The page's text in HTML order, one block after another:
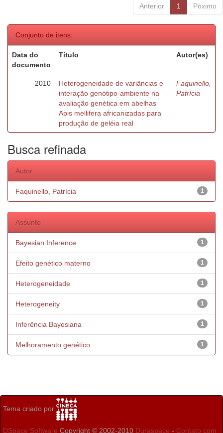
Anterior 1 Póximo
Conjunto de itens:
Data do
documento
Título Autor(es)
2010
Heterogeneidade de variâncias e
interação genótipo-ambiente na
avaliação genética em abelhas
Apis mellifera africanizadas para
produção de geléia real
Faquinello,
Patrícia
Busca refinada
Autor
1
Faquinello, Patrícia
Assunto
1
Bayesian Inference
1
Efeito genético materno
1
Heterogeneidade
1
Heterogeneity
1
Inferência Bayesiana
1
Melhoramento genético
Tema criado por
DSpace Software Copyright © 2002-2010 Duraspace - Contato com